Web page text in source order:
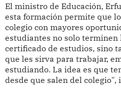
El ministro de Educación,
esta formación permite que
colegio con mayores
estudiantes no solo terminen
certificado de estudios, sino
que les sirva para trabajar,
estudiando. La idea es que
desde que salen del colegio",